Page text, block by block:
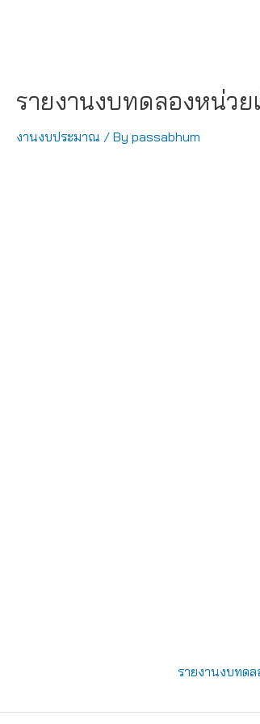
รายงานงบทดลองหน่ว
งานงบประมาณ / By passabhum
รายงานงบทด